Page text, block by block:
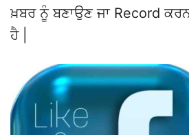
ਖ਼ਬਰ ਨੂੰ ਬਣਾਉਣ ਜਾ Record
ਹੈ |